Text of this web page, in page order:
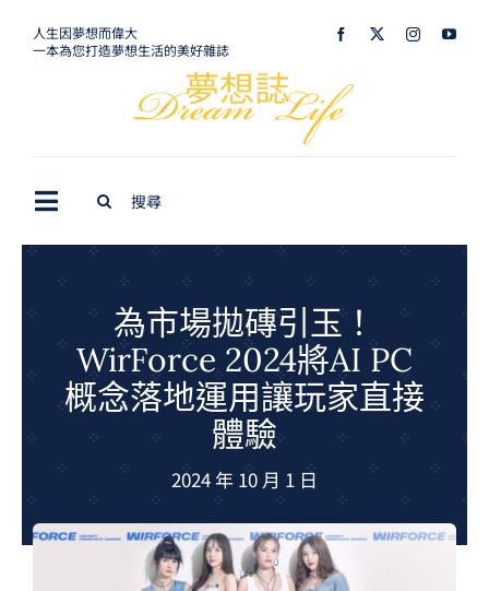
人生因夢想而偉大
一本為您打造夢想生活的美好雜誌
Toggle
Navigation
室內設計
購屋指南
為市場拋磚引玉！
WirForce 2024將AI PC
概念落地運用讓玩家直接
體驗
2024 年 10 月 1 日